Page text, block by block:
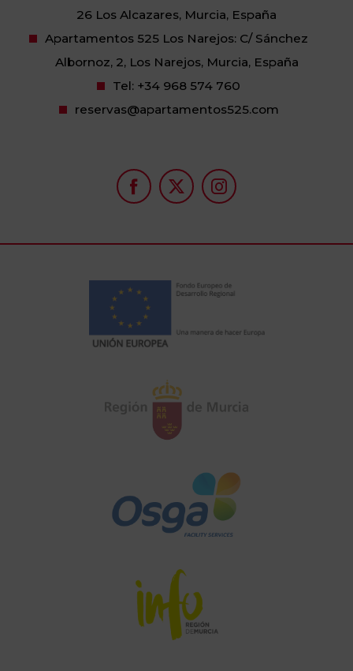
26 Los Alcazares, Murcia, España
Apartamentos 525 Los Narejos: C/ Sánchez
Albornoz, 2, Los Narejos, Murcia, España
Tel: +34 968 574 760
reservas@apartamentos525.com